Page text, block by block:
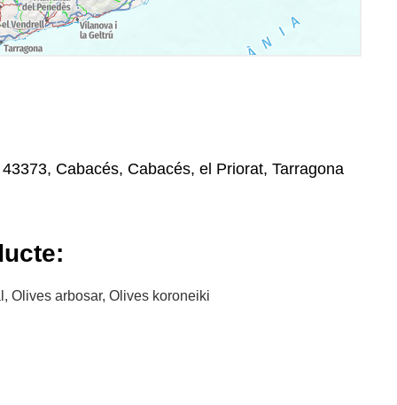
Cabacés, Cabacés, el Priorat, Tarragona
Olives arbosar, Olives koroneiki